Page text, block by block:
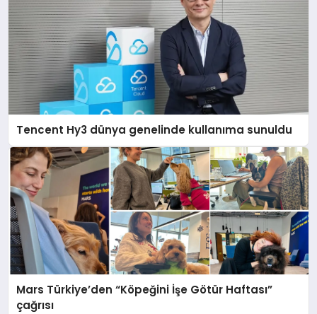
Tencent Hy3 dünya genelinde kullanıma sunuldu
Mars Türkiye’den “Köpeğini İşe Götür Haftası”
çağrısı